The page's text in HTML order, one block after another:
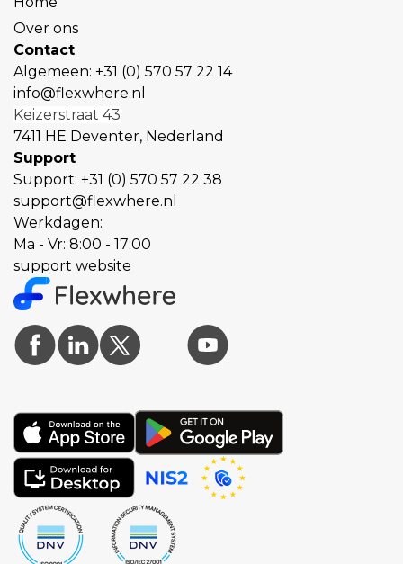
Over ons
Contact
Algemeen: +31 (0) 570 57 22 14
info@flexwhere.nl
Keizerstraat 43
7411 HE Deventer, Nederland
Support
Support: +31 (0) 570 57 22 38
support@flexwhere.nl
Werkdagen:
Ma - Vr: 8:00 - 17:00
support website